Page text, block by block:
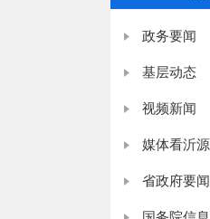
政务要闻
基层动态
视频新闻
媒体看沂源
省政府要闻